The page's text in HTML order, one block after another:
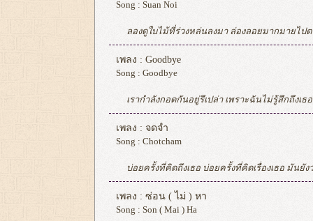
Song : Suan Noi
ลองดูใบไม้ที่ร่วงหล่นลงมา ล่องลอยมากมายไปตามสายลมที่พัดผ่าน อย่างกับความรักที่ พูดไปไม่หมดซักที บอกเธอในทุกทุกวันและเวลา ทุกเสี้ยวนาทีและทุกชั่วโมงที่ผันผ่าน แต่ก็ยังไม่เป็นทั้งหมดข้างในหัวใจ ให้บอกเธอไปก็คงไม่หมด จะจดจำได้ทุกคำหรือเปล่า ต้องใช้เวลา อีกตั้งมากมาย ที่เธอได้ยินเป็นเพียงส่วนน้
เพลง : Goodbye
Song : Goodbye
เรากำลังกอดกันอยู่รึเปล่า เพราะฉันไม่รู้สึกถึงเธออีกแล้ว ถ้าหากฉันพูดออกมาจะฟังดูใจร้าย...รึเปล่า ภาพของเธอกำลังเลือนลาง จากความทรงจำฉัน และมันไม่ได้ผิดที่เธอที่ยังรู้สึก เป็นเพราะฉันเองที่ หมดใจไปง่ายง่าย ฉันไม่ได้ รัก เธอ เหมือนก่อน และเธอไม่ ควร ต้อง เจอแบบนี้ จะไม่ขอ ให้ เธอ เข้าใจ ไม่ได้ขอให้เธออภัยกัน แค่อยากให้รู้ว่าฉันเสียใจ ที่ทั้งหมดนี้มันคือเรื่องจริง
เพลง : จดจำ
Song : Chotcham
บ่อยครั้งที่คิดถึงเธอ บ่อยครั้งที่คิดเรื่องเธอ มันยังวนเวียนในหัวใจ มันคอยตอกย้ำที่เธอลับไป บ่อยครั้งที่พยายาม ทำให้รู้ว่าไม่มีทาง ที่จะลืมเธอได้สักที ให้ลืมกี่ทีก็ลืมไม่ไหว เจ็บสุดท้ายก็เก็บ เก็บมันไว้ทุกอย่าง แม้ไม่มีทางให้กลับไป ได้แต่จดจำวันที่ดีที่มีเธออยู่ในหัวใจ ต่อให้มันจะเจ็บเท่าไรแค่มีเธออยู่ในหัวใจ กอดบาดแผลนี้ไว้ให้ดี ไม่มีวันเลือนหาย
เพลง : ซ่อน ( ไม่ ) หา
Song : Son ( Mai ) Ha